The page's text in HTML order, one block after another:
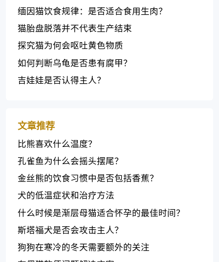
缅因猫饮食规律：是否适合食用生肉？
猫胎盘脱落并不代表生产结束
探究猫为何会呕吐黄色物质
如何判断乌龟是否患有腐甲？
吉娃娃是否认得主人？
文章推荐
比熊喜欢什么温度？
孔雀鱼为什么会摇头摆尾？
金丝熊的饮食习惯中是否包括香蕉？
犬的低温症状和治疗方法
什么时候是渐层母猫适合怀孕的最佳时间？
斯塔福犬是否会攻击主人？
狗狗在寒冷的冬天需要额外的关注